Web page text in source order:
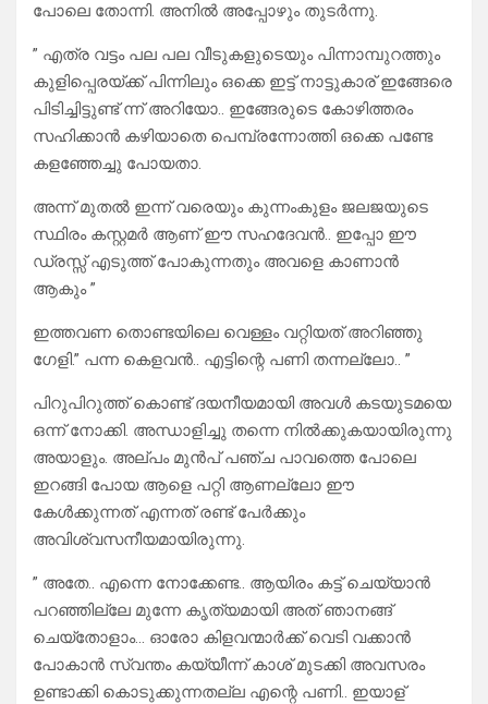
പോലെ തോന്നി. അനിൽ അപ്പോഴും തുടർന്നു.
” എത്ര വട്ടം പല പല വീടുകളുടെയും പിന്നാമ്പുറത്തും
കുളിപ്പെരയ്ക്ക് പിന്നിലും ഒക്കെ ഇട്ട് നാട്ടുകാര് ഇങ്ങേരെ
പിടിച്ചിട്ടുണ്ട് ന്ന് അറിയോ.. ഇങ്ങേരുടെ കോഴിത്തരം
സഹിക്കാൻ കഴിയാതെ പെമ്പ്രന്നോത്തി ഒക്കെ പണ്ടേ
കളഞ്ഞേച്ചു പോയതാ.
അന്ന് മുതൽ ഇന്ന് വരെയും കുന്നംകുളം ജലജയുടെ
സ്ഥിരം കസ്റ്റമർ ആണ് ഈ സഹദേവൻ.. ഇപ്പോ ഈ
ഡ്രസ്സ്‌ എടുത്ത് പോകുന്നതും അവളെ കാണാൻ
ആകും ”
ഇത്തവണ തൊണ്ടയിലെ വെള്ളം വറ്റിയത് അറിഞ്ഞു
ഗേളി.” പന്ന കെളവൻ.. എട്ടിന്റെ പണി തന്നല്ലോ.. ”
പിറുപിറുത്ത് കൊണ്ട് ദയനീയമായി അവൾ കടയുടമയെ
ഒന്ന് നോക്കി. അന്ധാളിച്ചു തന്നെ നിൽക്കുകയായിരുന്നു
അയാളും. അല്പം മുൻപ് പഞ്ച പാവത്തെ പോലെ
ഇറങ്ങി പോയ ആളെ പറ്റി ആണല്ലോ ഈ
കേൾക്കുന്നത് എന്നത് രണ്ട് പേർക്കും
അവിശ്വസനീയമായിരുന്നു.
” അതേ.. എന്നെ നോക്കേണ്ട.. ആയിരം കട്ട് ചെയ്യാൻ
പറഞ്ഞില്ലേ മുന്നേ കൃത്യമായി അത് ഞാനങ്ങ്
ചെയ്‌തോളാം… ഓരോ കിളവന്മാർക്ക് വെടി വക്കാൻ
പോകാൻ സ്വന്തം കയ്യീന്ന് കാശ് മുടക്കി അവസരം
ഉണ്ടാക്കി കൊടുക്കുന്നതല്ല എന്റെ പണി.. ഇയാള്